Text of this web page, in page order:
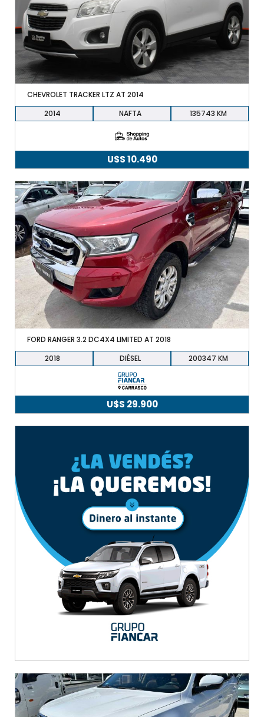
CHEVROLET TRACKER LTZ AT 2014
2014
NAFTA 135743
U$S10.490
FORD RANGER 3.2 DC4X4 LIMITED AT 2018
2018
DIÉSEL 200347
U$S 29.900